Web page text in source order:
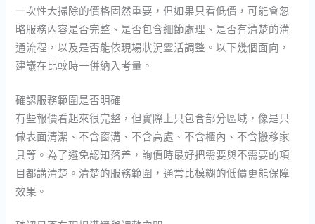
一次性大掃除的價格固然重要，但如果只看低價，可能會忽
略服務內容是否完整、是否包含細節處理、是否有清楚的溝
通流程，以及是否能依現場狀況靈活調整。以下幾個面向，
建議在比較時一併納入考量。
確認服務範圍是否明確
有些報價看起來很完整，但實際上只包含部分區域，像是只
做表面清潔、不含窗溝、不含高處、不含櫃內、不含搬移家
具等。為了避免認知落差，詢價時最好把需要與不需要的項
目都講清楚。清楚的服務範圍，通常比模糊的低價更能保障
效果。